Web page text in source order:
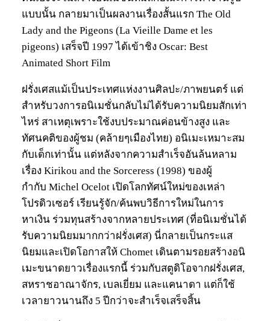
แบบนั้น กลายมาเป็นผลงานเรื่องสั้นแรก The Old
Lady and the Pigeons (La Vieille Dame et les
pigeons) เสร็จปี 1997 ได้เข้าชิง Oscar: Best
Animated Short Film
ฝรั่งเศสแม้เป็นประเทศแห่งงานศิลปะ/ภาพยนตร์ แต่
สำหรับวงการอนิเมชั่นกลับไม่ได้รับความนิยมสักเท่า
ไหร่ สาเหตุเพราะใช้งบประมาณค่อนข้างสูง และ
ทัศนคติของผู้ชม (คล้ายๆเมืองไทย) อนิเมะเหมาะสม
กับเด็กเท่านั้น แต่หลังจากความสำเร็จอันล้นหลาม
เรื่อง Kirikou and the Sorceress (1998) ของผู้
กำกับ Michel Ocelot เปิดโลกทัศน์ใหม่ของเหล่า
โปรดิวเซอร์ เรียนรู้จัก/ค้นพบวิธีการใหม่ในการ
หาเงิน ร่วมทุนสร้างจากหลายประเทศ (ที่อนิเมชั่นได้
รับความนิยมมากกว่าฝรั่งเศส) นี่กลายเป็นกระแส
นิยมและเปิดโอกาสให้ Chomet เดินตามรอยสร้างอนิ
เมะขนาดยาวเรื่องแรกนี้ ร่วมกับสตูดิโอจากฝรั่งเศส,
สหราชอาณาจักร, เบลเยี่ยม และแคนาดา แต่ก็ใช้
เวลายาวนานถึง 5 ปีกว่าจะสำเร็จเสร็จสิ้น